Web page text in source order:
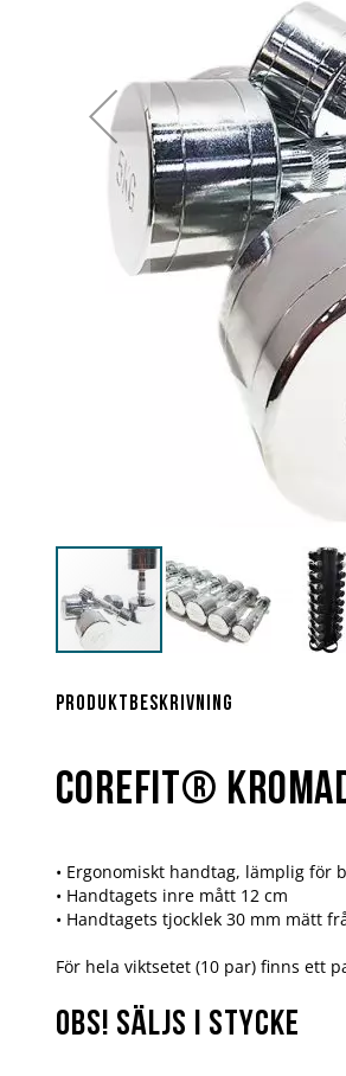
början
Produktbeskrivning
COREFIT®
• Ergonomiskt handtag, lämplig för
• Handtagets inre mått 12 cm
• Handtagets tjocklek 30 mm mätt
För hela viktsetet (10 par) finns ett
OBS! SÄLJS I STYCKE